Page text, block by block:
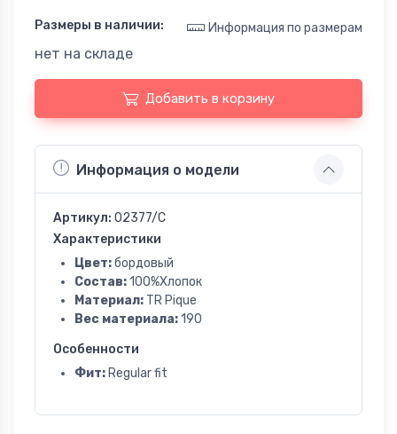
Размеры в наличии: Информация по размерам
нет на складе
Добавить в корзину
Информация о модели
Артикул: 02377/C
Характеристики
Цвет:бордовый
Состав:100%Хлопок
Материал: TR Pique
Вес материала:190
Особенности
Фит: Regular fit